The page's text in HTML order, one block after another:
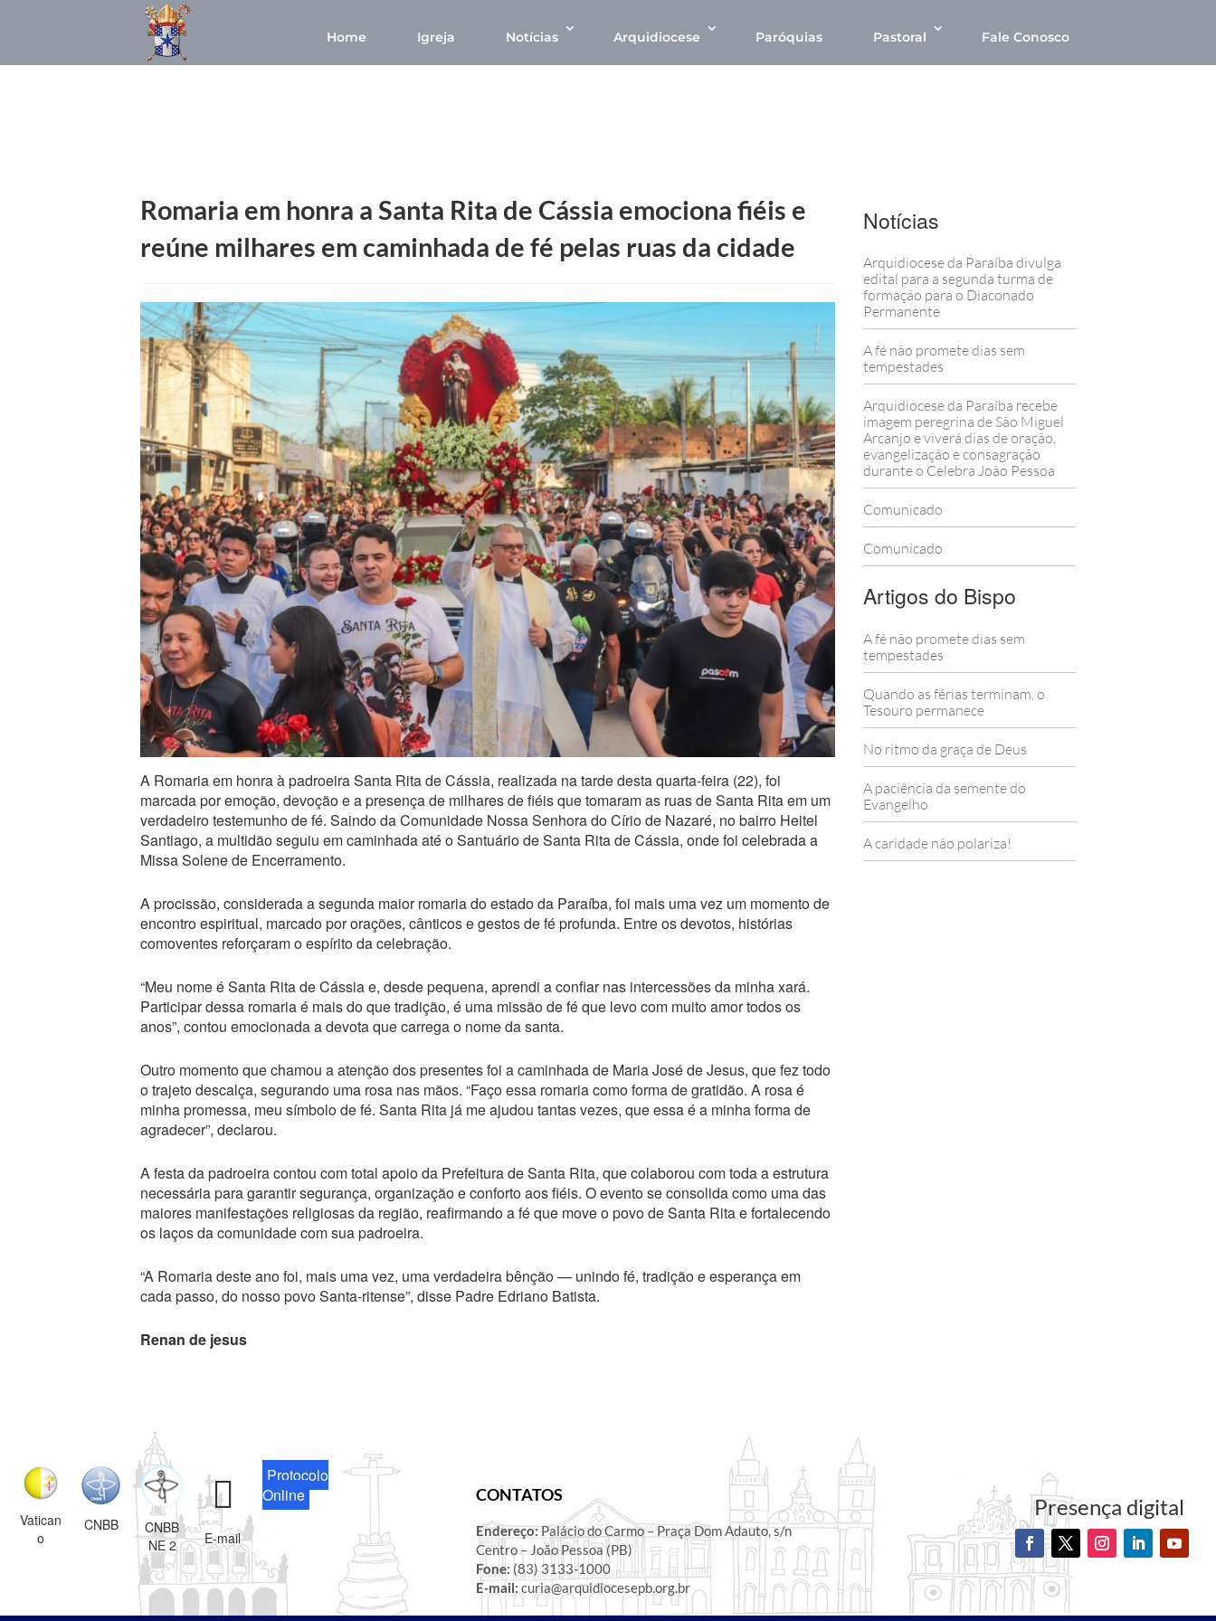
Home Igreja Notícias Arquidiocese Paróquias Pastoral Fale Conosco
Romaria em honra a Santa Rita de Cássia emociona fiéis e
reúne milhares em caminhada de fé pelas ruas da cidade
A Romaria em honra à padroeira Santa Rita de Cássia, realizada na tarde desta quarta-feira (22), foi
marcada por emoção, devoção e a presença de milhares de fiéis que tomaram as ruas de Santa Rita em um
verdadeiro testemunho de fé. Saindo da Comunidade Nossa Senhora do Círio de Nazaré, no bairro Heitel
Santiago, a multidão seguiu em caminhada até o Santuário de Santa Rita de Cássia, onde foi celebrada a
Missa Solene de Encerramento.
A procissão, considerada a segunda maior romaria do estado da Paraíba, foi mais uma vez um momento de
encontro espiritual, marcado por orações, cânticos e gestos de fé profunda. Entre os devotos, histórias
comoventes reforçaram o espírito da celebração.
“Meu nome é Santa Rita de Cássia e, desde pequena, aprendi a confiar nas intercessões da minha xará.
Participar dessa romaria é mais do que tradição, é uma missão de fé que levo com muito amor todos os
anos”, contou emocionada a devota que carrega o nome da santa.
Outro momento que chamou a atenção dos presentes foi a caminhada de Maria José de Jesus, que fez todo
o trajeto descalça, segurando uma rosa nas mãos. “Faço essa romaria como forma de gratidão. A rosa é
minha promessa, meu símbolo de fé. Santa Rita já me ajudou tantas vezes, que essa é a minha forma de
agradecer”, declarou.
A festa da padroeira contou com total apoio da Prefeitura de Santa Rita, que colaborou com toda a estrutura
necessária para garantir segurança, organização e conforto aos fiéis. O evento se consolida como uma das
maiores manifestações religiosas da região, reafirmando a fé que move o povo de Santa Rita e fortalecendo
os laços da comunidade com sua padroeira.
“A Romaria deste ano foi, mais uma vez, uma verdadeira bênção — unindo fé, tradição e esperança em
cada passo, do nosso povo Santa-ritense”, disse Padre Edriano Batista.
Renan de jesus
Notícias
Arquidiocese da Paraíba divulga
edital para a segunda turma de
formação para o Diaconado
Permanente
A fé não promete dias sem
tempestades
Arquidiocese da Paraíba recebe
imagem peregrina de São Miguel
Arcanjo e viverá dias de oração,
evangelização e consagração
durante o Celebra João Pessoa
Comunicado
Comunicado
Artigos do Bispo
A fé não promete dias sem
tempestades
Quando as férias terminam, o
Tesouro permanece
No ritmo da graça de Deus
A paciência da semente do
Evangelho
A caridade não polariza!
Vatican
o
CNBB
CNBB
NE 2
E-mail
Protocolo
Online
CONTATOS
Endereço:Palácio do Carmo – Praça Dom Adauto, s/n
Centro – João Pessoa (PB)
Fone: (83) 3133-1000
E-mail: curia@arquidiocesepb.org.br
Presença digital